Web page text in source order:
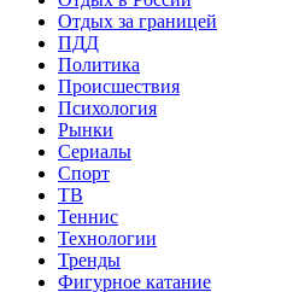
Отдых за границей
ПДД
Политика
Происшествия
Психология
Рынки
Сериалы
Спорт
ТВ
Теннис
Технологии
Тренды
Фигурное катание